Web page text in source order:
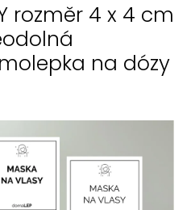
rozměr 4 x 4 cm
na dózy